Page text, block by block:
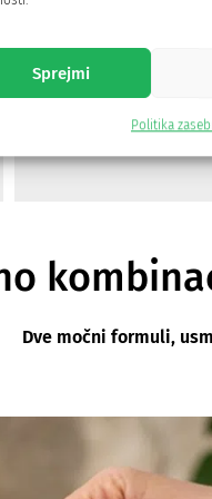
Sprejmi
Politika
zelo enostaven za
Dve močni formuli,